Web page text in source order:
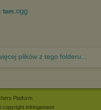
tam.ogg
plików z tego folderu...
Platform
copyright infringement